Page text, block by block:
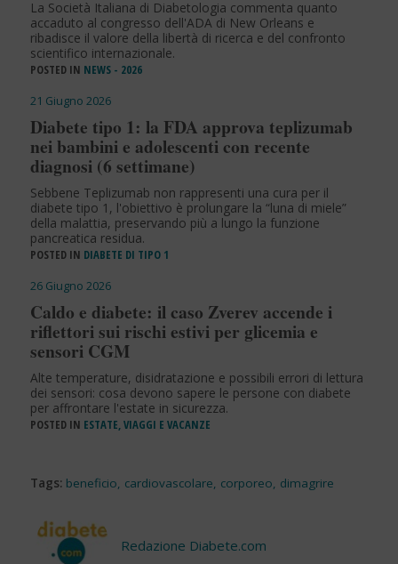
La Società Italiana di Diabetologia commenta quanto
accaduto al congresso dell'ADA di New Orleans e
ribadisce il valore della libertà di ricerca e del confronto
scientifico internazionale.
POSTED IN NEWS - 2026
21 Giugno 2026
Diabete tipo 1: la FDA approva teplizumab
nei bambini e adolescenti con recente
diagnosi (6 settimane)
Sebbene Teplizumab non rappresenti una cura per il
diabete tipo 1, l'obiettivo è prolungare la “luna di miele”
della malattia, preservando più a lungo la funzione
pancreatica residua.
POSTED IN DIABETE DI TIPO 1
26 Giugno 2026
Caldo e diabete: il caso Zverev accende i
riflettori sui rischi estivi per glicemia e
sensori CGM
Alte temperature, disidratazione e possibili errori di lettura
dei sensori: cosa devono sapere le persone con diabete
per affrontare l'estate in sicurezza.
POSTED IN ESTATE, VIAGGI E VACANZE
Tags: beneficio, cardiovascolare, corporeo, dimagrire
Redazione Diabete.com